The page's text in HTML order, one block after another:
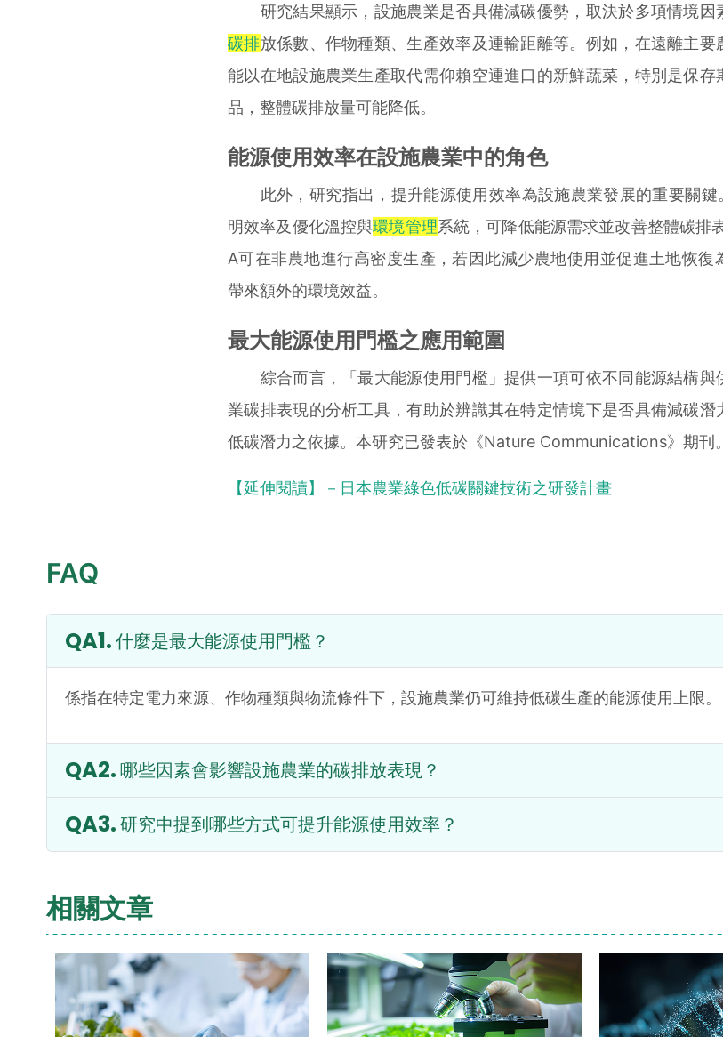
研究結果顯示，設施農業是否具備減碳優勢，取決於多項情境因
碳排放係數、作物種類、生產效率及運輸距離等。例如，在遠離主要
能以在地設施農業生產取代需仰賴空運進口的新鮮蔬菜，特別是保存
品，整體碳排放量可能降低。
能源使用效率在設施農業中的角色
此外，研究指出，提升能源使用效率為設施農業發展的重要關鍵
明效率及優化溫控與環境管理系統，可降低能源需求並改善整體碳排
A可在非農地進行高密度生產，若因此減少農地使用並促進土地恢復
帶來額外的環境效益。
最大能源使用門檻之應用範圍
綜合而言，「最大能源使用門檻」提供一項可依不同能源結構與
業碳排表現的分析工具，有助於辨識其在特定情境下是否具備減碳潛
低碳潛力之依據。本研究已發表於《Nature Communications》期刊。
【延伸閱讀】－日本農業綠色低碳關鍵技術之研發計畫
FAQ
什麼是最大能源使用門檻？
係指在特定電力來源、作物種類與物流條件下，設施農業仍可維持低碳生產的能源使用上限。
哪些因素會影響設施農業的碳排放表現？
研究中提到哪些方式可提升能源使用效率？
相關文章